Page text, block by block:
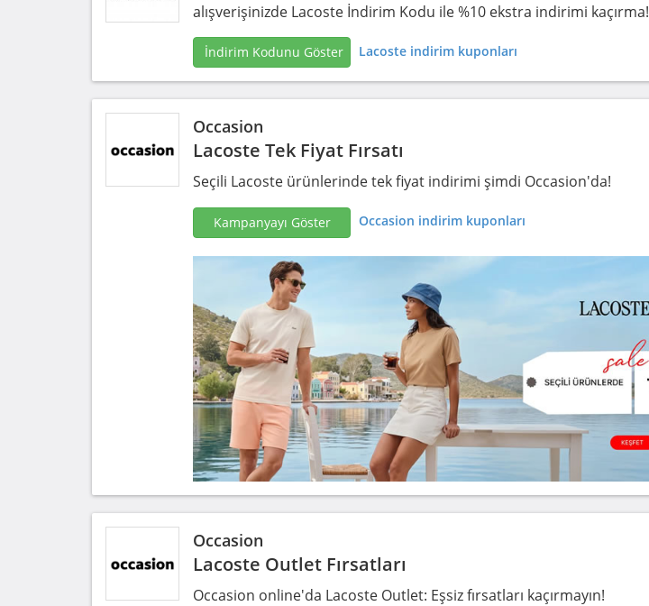
alışverişinizde Lacoste İndirim Kodu ile %10 ekstra indirimi kaçırma!
İndirim Kodunu Göster Lacoste indirim kuponları
Occasion
Lacoste Tek Fiyat Fırsatı
Seçili Lacoste ürünlerinde tek fiyat indirimi şimdi Occasion'da!
Kampanyayı Göster Occasion indirim kuponları
Occasion
Lacoste Outlet Fırsatları
Occasion online'da Lacoste Outlet: Eşsiz fırsatları kaçırmayın!